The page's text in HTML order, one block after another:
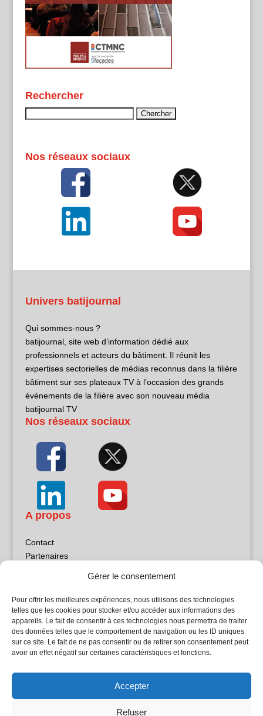
Gérer le consentement
Pour offrir les meilleures expériences, nous utilisons des technologies
telles que les cookies pour stocker et/ou accéder aux informations des
appareils. Le fait de consentir à ces technologies nous permettra de traiter
des données telles que le comportement de navigation ou les ID uniques
sur ce site. Le fait de ne pas consentir ou de retirer son consentement peut
avoir un effet négatif sur certaines caractéristiques et fonctions.
Accepter
Refuser
Rechercher
Nos réseaux sociaux
Univers batijournal
Qui sommes-nous ?
batijournal, site web d’information dédié aux
professionnels et acteurs du bâtiment. Il réunit les
expertises sectorielles de médias reconnus dans la filière
bâtiment sur ses plateaux TV à l’occasion des grands
événements de la filière avec son nouveau média
batijournal TV
Nos réseaux sociaux
A propos
Contact
Partenaires
Politique de confidentialité
Sites partenaires
5Façades
Atrium Patrimoine